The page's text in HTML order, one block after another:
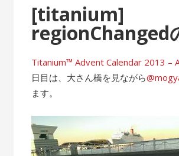
[titanium]
regionChanged
Titanium™ Advent Calendar 2013 –
日目は、大さん橋を見ながら
ます。